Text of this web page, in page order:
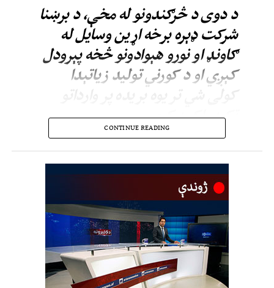
د دوی د څرګندونو له مخې، د برښنا
شرکت ډېره برخه اړین وسایل له
ګاونډ او نورو هېوادونو څخه پېرودل
کېږي او د کورني تولید زیاتېدا
کولی شي تر یوه بریده پر وارداتو
تکیه راکمه کړي.
د خصوصي سکټور غړيو هم ويلي، د برښنايي وسایلو د تولید په برخه کې پانګونه یوه
جدي اړتیا ده.
دوی ټینګار کړی؛ په هېواد کې د برښنايي وسایلو د پراختیا او تولید په برخه کې د
پانګونې بهیر باید چټک شي، چې د دغو وسایلو واردات کم او کورنی تولید زیات شي.
د خصوصي سکټور د څرګندونو له مخې؛ دا کار به د وارداتو پر کچه تکیه راکمه او د
زرګونو کسانو لپاره د کار زمینه هم برابره کړي.
اقتصادي شنونکو ويلي؛ د برښنا د تولید ترڅنګ باید د برښنا د تولید او لېږد لپاره د
CONTINUE READING